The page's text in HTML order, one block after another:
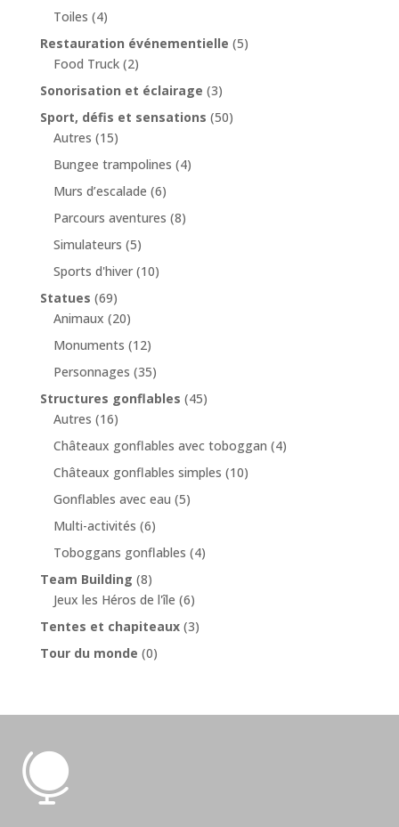
Toiles (4)
Restauration événementielle (5)
Food Truck (2)
Sonorisation et éclairage (3)
Sport, défis et sensations (50)
Autres (15)
Bungee trampolines (4)
Murs d’escalade (6)
Parcours aventures (8)
Simulateurs (5)
Sports d'hiver (10)
Statues (69)
Animaux (20)
Monuments (12)
Personnages (35)
Structures gonflables (45)
Autres (16)
Châteaux gonflables avec toboggan (4)
Châteaux gonflables simples (10)
Gonflables avec eau (5)
Multi-activités (6)
Toboggans gonflables (4)
Team Building (8)
Jeux les Héros de l'île (6)
Tentes et chapiteaux (3)
Tour du monde (0)
